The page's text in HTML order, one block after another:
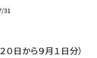
31
日から９月１日分）